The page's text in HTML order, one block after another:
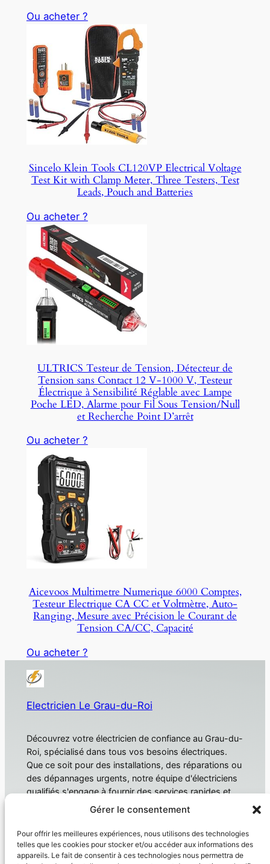
Gérer le consentement
Pour offrir les meilleures expériences, nous utilisons des technologies
telles que les cookies pour stocker et/ou accéder aux informations des
appareils. Le fait de consentir à ces technologies nous permettra de
Ou acheter ?
Sincelo Klein Tools CL120VP Electrical Voltage
Test Kit with Clamp Meter, Three Testers, Test
Leads, Pouch and Batteries
Ou acheter ?
ULTRICS Testeur de Tension, Détecteur de
Tension sans Contact 12 V-1000 V, Testeur
Électrique à Sensibilité Réglable avec Lampe
Poche LED, Alarme pour Fil Sous Tension/Null
et Recherche Point D’arrêt
Ou acheter ?
Aicevoos Multimetre Numerique 6000 Comptes,
Testeur Electrique CA CC et Voltmètre, Auto-
Ranging, Mesure avec Précision le Courant de
Tension CA/CC, Capacité
Ou acheter ?
Electricien Le Grau-du-Roi
Découvrez votre électricien de confiance au Grau-du-
Roi, spécialisé dans tous vos besoins électriques.
Que ce soit pour des installations, des réparations ou
des dépannages urgents, notre équipe d'électriciens
qualifiés s'engage à fournir des services rapides et
fiables. Électricien Le Grau-du-Roi
À propos
Domotique
Confidentialité
Politique de confidentialité